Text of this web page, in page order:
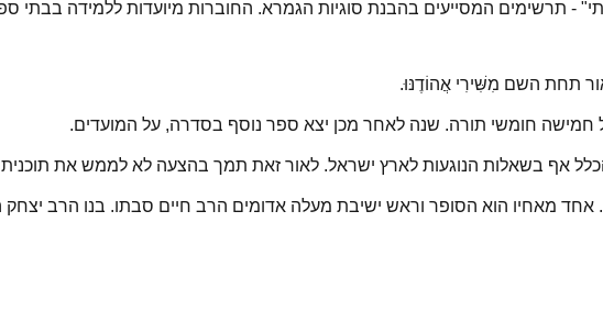
- תרשימים המסייעים בהבנת סוגיות הגמרא. החוברות מיועדות ללמידה בבתי
תחת השם מִשִּׁירִי אֲהוֹדֶנּוּ.
חומשי תורה. שנה לאחר מכן יצא ספר נוסף בסדרה, על המועדים.
אף בשאלות הנוגעות לארץ ישראל. לאור זאת תמך בהצעה לא לממש את
אחד מאחיו הוא הסופר וראש ישיבת מעלה אדומים הרב חיים סבתו. בנו הרב